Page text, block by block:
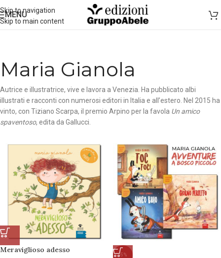
Skip to navigation
Skip to main content
MENU
Maria Gianola
Autrice e illustratrice, vive e lavora a Venezia. Ha pubblicato albi
illustrati e racconti con numerosi editori in Italia e all’estero. Nel 2015 ha
vinto, con Tiziano Scarpa, il premio Arpino per la favola Un amico
spaventoso, edita da Gallucci.
Meraviglioso adesso
-5%